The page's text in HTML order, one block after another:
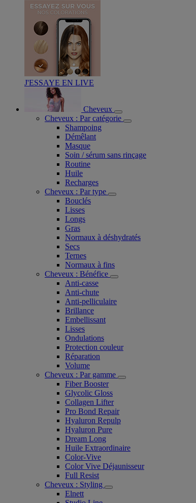
J'ESSAYE EN LIVE
Cheveux
Cheveux : Par catégorie
Shampoing
Démêlant
Masque
Soin / sérum sans rinçage
Routine
Huile
Recharges
Cheveux : Par type
Bouclés
Lisses
Longs
Gras
Normaux à déshydratés
Secs
Ternes
Normaux à fins
Cheveux : Bénéfice
Anti-casse
Anti-chute
Anti-pelliculaire​
Brillance
Embellissant
Lisses
Ondulations
Protection couleur​
Réparation
Volume
Cheveux : Par gamme
Fiber Booster
Glycolic Gloss
Collagen Lifter
Pro Bond Repair
Hyaluron Repulp
Hyaluron Pure
Dream Long
Huile Extraordinaire
Color-Vive
Color Vive Déjaunisseur
Full Resist
Cheveux : Styling
Elnett